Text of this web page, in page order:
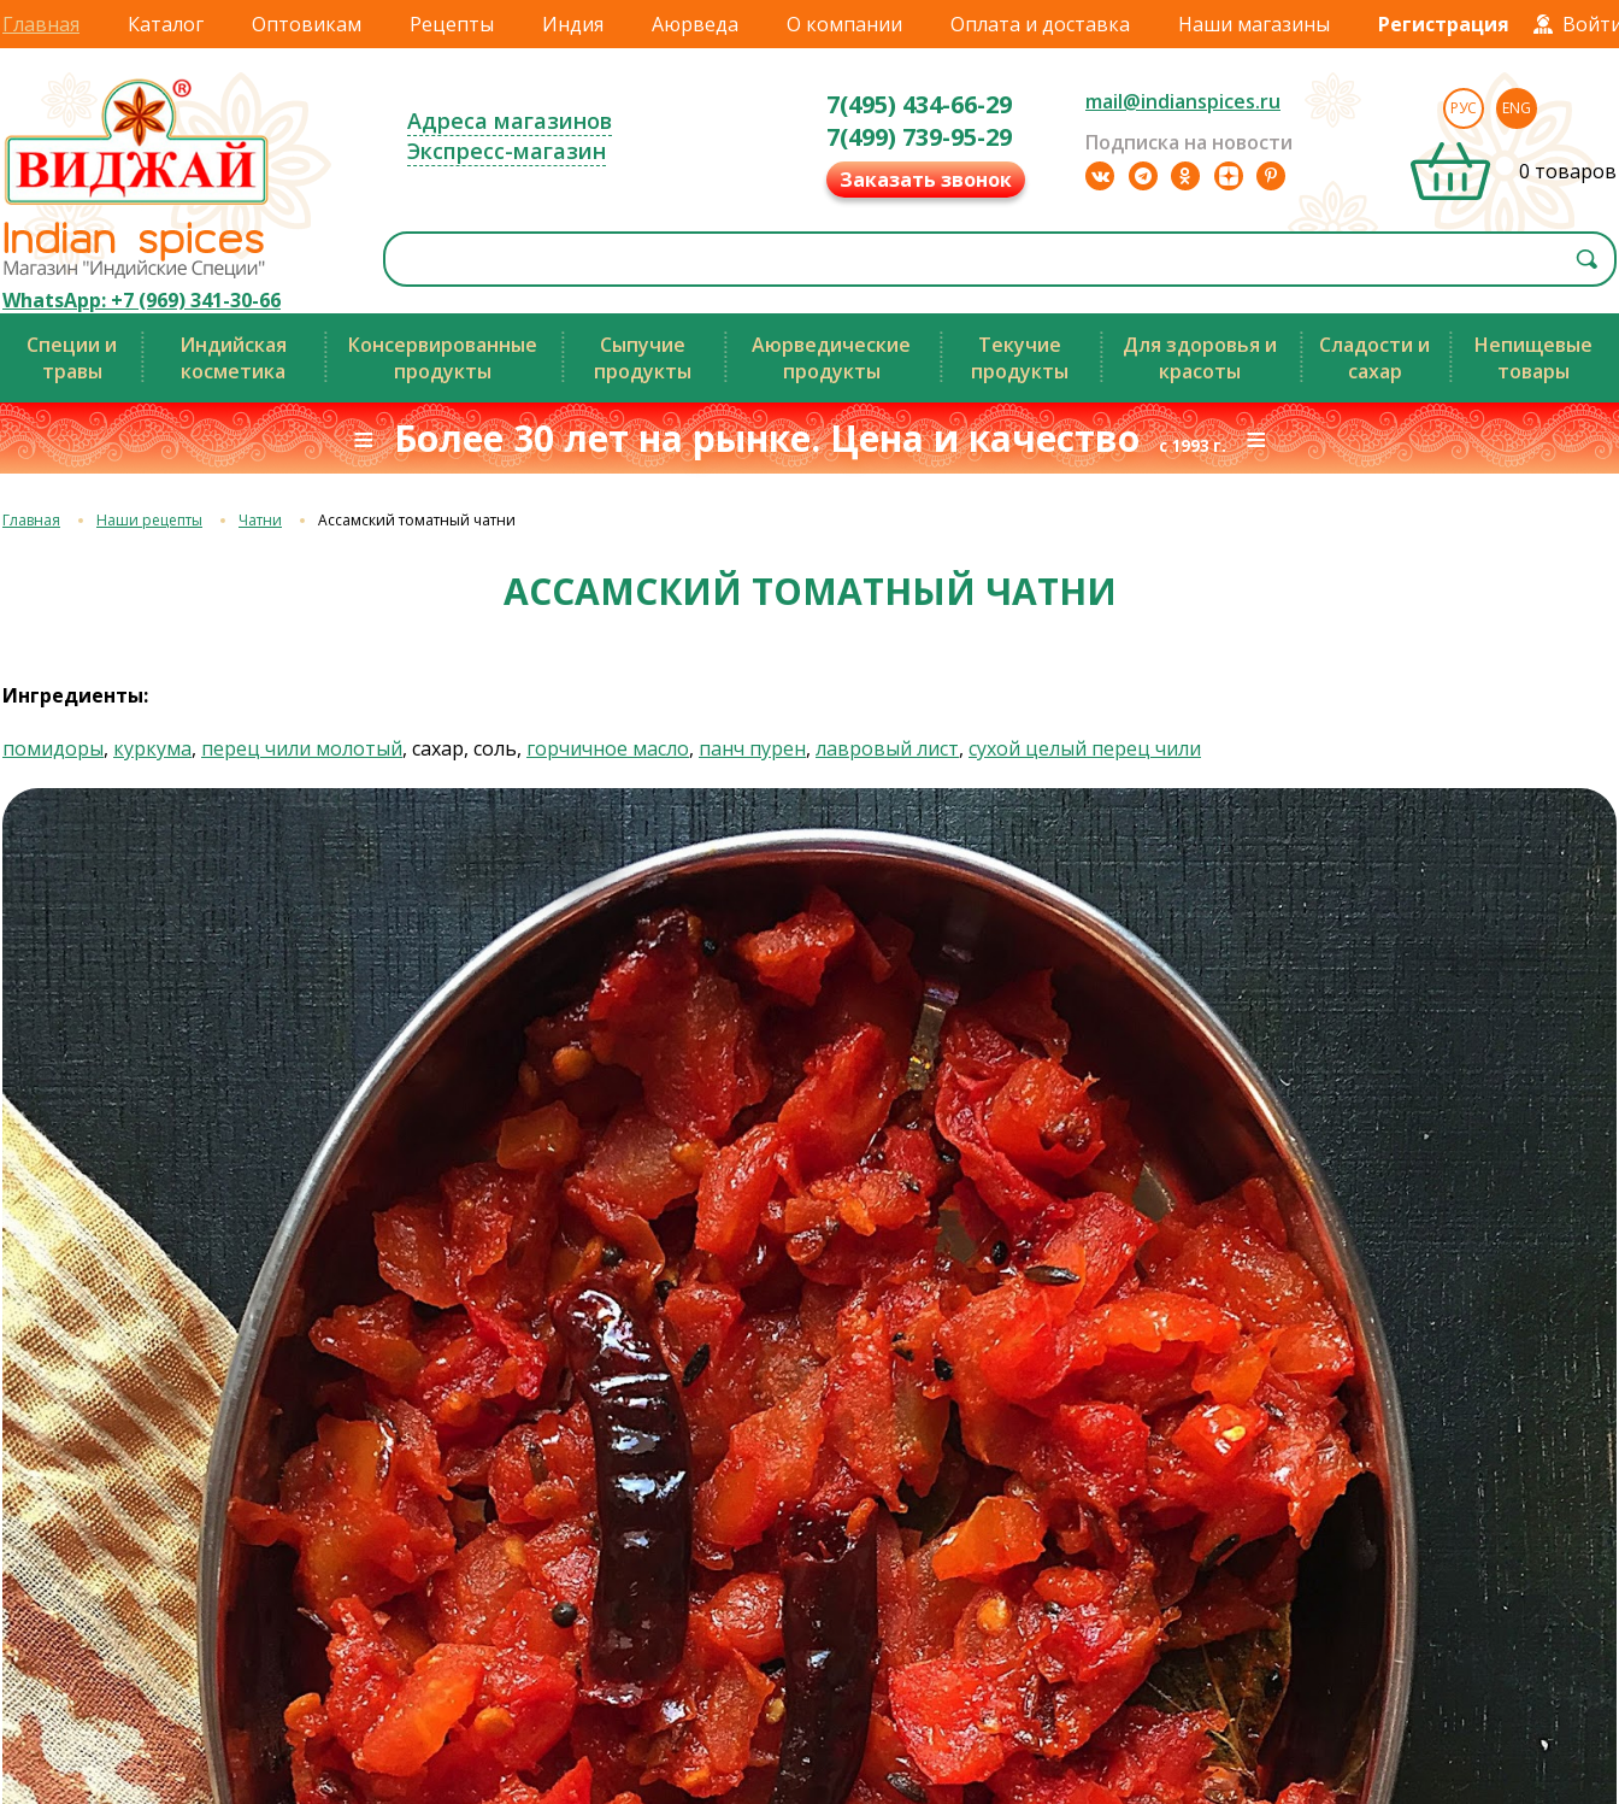
Главная Каталог Оптовикам Рецепты Индия Аюрведа О компании Оплата и доставка Наши магазины Регистрация
WhatsApp: +7 (969) 341-30-66
Адреса магазинов
Экспресс-магазин
7(495) 434-66-29
7(499) 739-95-29
Заказать звонок
mail@indianspices.ru
Подписка на новости
РУС ENG
0 товаров
Специи и
травы
Индийская
косметика
Консервированные
продукты
Сыпучие
продукты
Аюрведические
продукты
Текучие
продукты
Для здоровья и
красоты
Сладости и
сахар
Непищевые
товары
≡ Более 30 лет на рынке. Цена и качествос 1993 г.≡
Главная Наши рецепты Чатни Ассамский томатный чатни
АССАМСКИЙ ТОМАТНЫЙ ЧАТНИ
Ингредиенты:
помидоры, куркума, перец чили молотый, сахар, соль, горчичное масло, панч пурен, лавровый лист, сухой целый перец чили